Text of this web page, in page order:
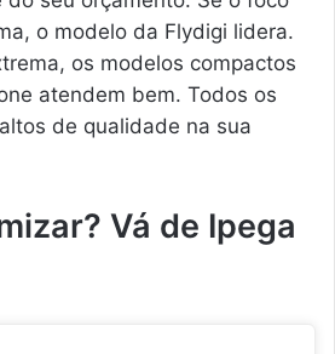
o modelo da Flydigi lidera.
os modelos compactos
atendem bem. Todos os
de qualidade na sua
Vá de Ipega